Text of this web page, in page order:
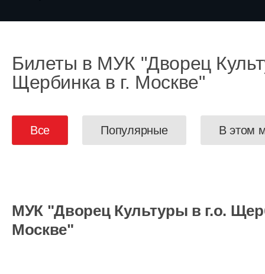
Билеты в МУК "Дворец
Щербинка в г. Москве"
Все Популярные В этом
МУК "Дворец Культуры в г.о.
Москве"